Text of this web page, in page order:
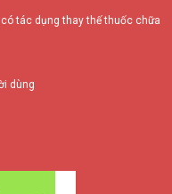
tác dụng thay thế thuốc chữa
dùng